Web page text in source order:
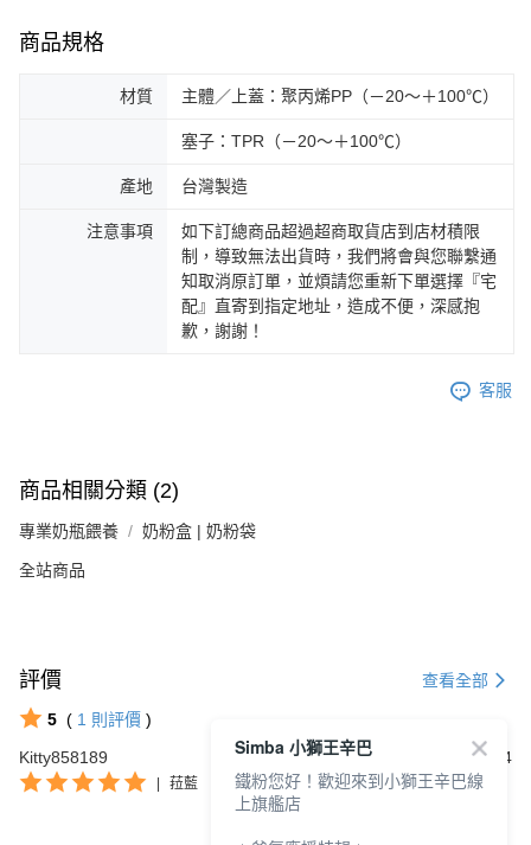
商品規格
材質 主體／上蓋：聚丙烯PP（－20～＋100℃）
塞子：TPR（－20～＋100℃）
產地 台灣製造
注意事項
如下訂總商品超過超商取貨店到店材積限
制，導致無法出貨時，我們將會與您聯繫通
知取消原訂單，並煩請您重新下單選擇『宅
配』直寄到指定地址，造成不便，深感抱
歉，謝謝！
客服
商品相關分類 (2)
專業奶瓶餵養 奶粉盒 | 奶粉袋
全站商品
評價 查看全部
5 ( 1 則評價 )
Kitty858189
2022/12/04
| 菈藍
Simba 小獅王辛巴
鐵粉您好！歡迎來到小獅王辛巴線
上旗艦店